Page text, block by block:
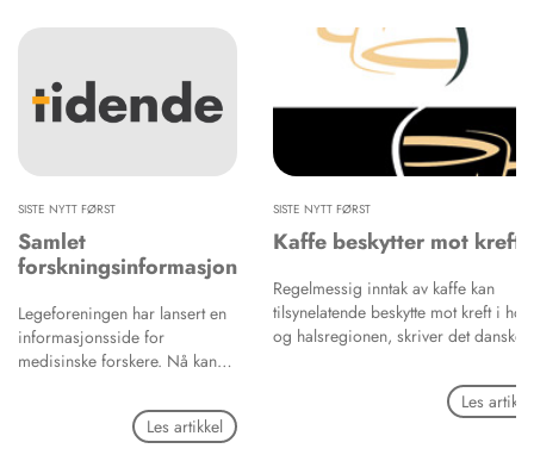
SISTE NYTT FØRST
Samlet
forskningsinformasjon
Legeforeningen har lansert en
informasjonsside for
medisinske forskere. Nå kan
forskere finne samlekunnskap
på ett sted, i stedet for åLes artikkel
SISTE NYTT FØRST
Kaffe beskytter mot kreft?
Regelmessig inntak av kaffe kan
tilsynelatende beskytte mot kreft i
og halsregionen, skriver det danske
forskning publisert i tidsskriftet
Epidemiology, Biomakers &Les